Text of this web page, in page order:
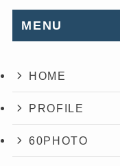
MENU
HOME
PROFILE
60PHOTO